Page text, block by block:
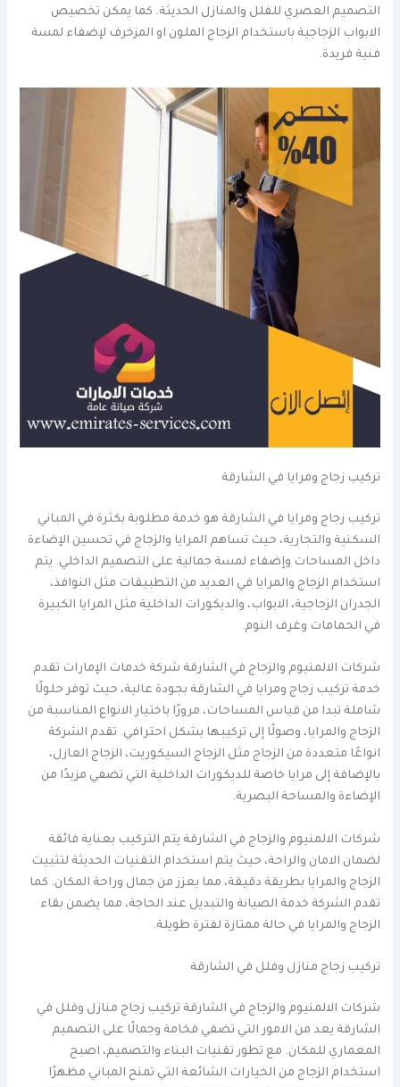
التصميم العصري للفلل والمنازل الحديثة. كما يمكن تخصيص
الابواب الزجاجية باستخدام الزجاج الملون او المزخرف لإضفاء لمسة
فنية فريدة.
تركيب زجاج ومرايا في الشارقة
تركيب زجاج ومرايا في الشارقة هو خدمة مطلوبة بكثرة في المباني
السكنية والتجارية، حيث تساهم المرايا والزجاج في تحسين الإضاءة
داخل المساحات وإضفاء لمسة جمالية على التصميم الداخلي. يتم
استخدام الزجاج والمرايا في العديد من التطبيقات مثل النوافذ،
الجدران الزجاجية، الابواب، والديكورات الداخلية مثل المرايا الكبيرة
في الحمامات وغرف النوم.
شركات الالمنيوم والزجاج في الشارقة شركة خدمات الإمارات تقدم
خدمة تركيب زجاج ومرايا في الشارقة بجودة عالية، حيث توفر حلولًا
شاملة تبدا من قياس المساحات، مرورًا باختيار الانواع المناسبة من
الزجاج والمرايا، وصولًا إلى تركيبها بشكل احترافي. تقدم الشركة
انواعًا متعددة من الزجاج مثل الزجاج السيكوريت، الزجاج العازل،
بالإضافة إلى مرايا خاصة للديكورات الداخلية التي تضفي مزيدًا من
الإضاءة والمساحة البصرية.
شركات الالمنيوم والزجاج في الشارقة يتم التركيب بعناية فائقة
لضمان الامان والراحة، حيث يتم استخدام التقنيات الحديثة لتثبيت
الزجاج والمرايا بطريقة دقيقة، مما يعزز من جمال وراحة المكان. كما
تقدم الشركة خدمة الصيانة والتبديل عند الحاجة، مما يضمن بقاء
الزجاج والمرايا في حالة ممتازة لفترة طويلة.
تركيب زجاج منازل وفلل في الشارقة
شركات الالمنيوم والزجاج في الشارقة تركيب زجاج منازل وفلل في
الشارقة يعد من الامور التي تضفي فخامة وجمالًا على التصميم
المعماري للمكان. مع تطور تقنيات البناء والتصميم، اصبح
استخدام الزجاج من الخيارات الشائعة التي تمنح المباني مظهرًا